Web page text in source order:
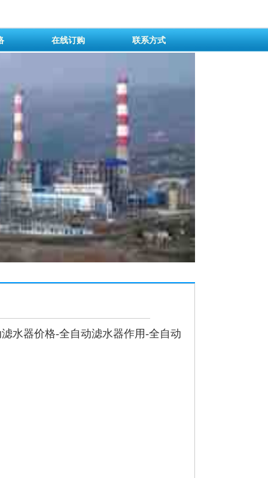
在线订购 联系方式
水器价格-全自动滤水器作用-全自动